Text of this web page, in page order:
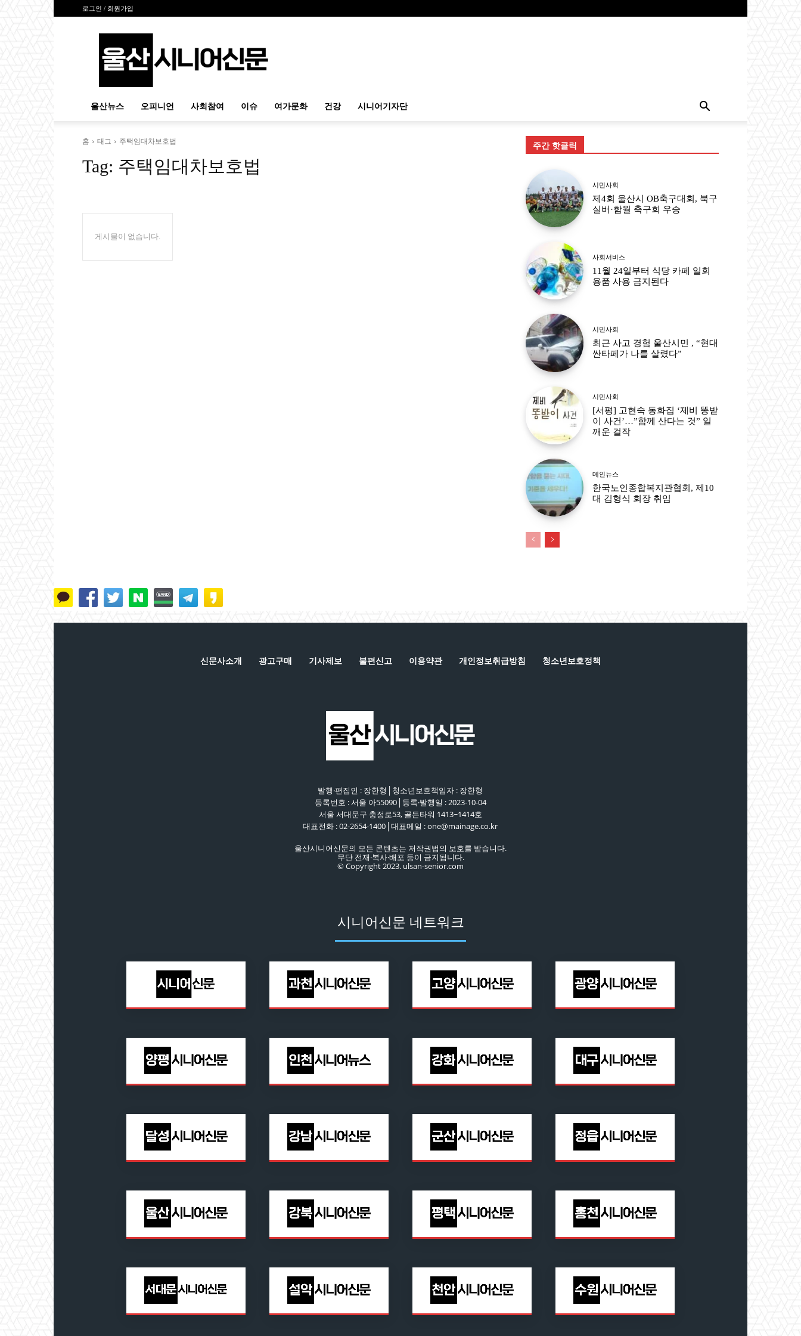
로그인 / 회원가입
시
울산뉴스 오피니언 사회참여 이슈 여가문화 건강 시니어기자단
홈 태그 주택임대차보호법
Tag: 주택임대차보호법
게시물이 없습니다.
주간 핫클릭
시민사회
제4회 울산시 OB축구대회, 북구
실버·함월 축구회 우승
사회서비스
11월 24일부터 식당 카페 일회
용품 사용 금지된다
시민사회
최근 사고 경험 울산시민 , “현대
싼타페가 나를 살렸다”
시민사회
[서평] 고현숙 동화집 ‘제비 똥받
이 사건’…”함께 산다는 것” 일
깨운 걸작
메인뉴스
한국노인종합복지관협회, 제10
대 김형식 회장 취임
신문사소개 광고구매 기사제보 불편신고 이용약관 개인정보취급방침 청소년보호정책
발행·편집인 : 장한형│청소년보호책임자 : 장한형
등록번호 : 서울 아55090│등록·발행일 : 2023-10-04
서울 서대문구 충정로53, 골든타워 1413~1414호
대표전화 : 02-2654-1400│대표메일 : one@mainage.co.kr
울산시니어신문의 모든 콘텐츠는 저작권법의 보호를 받습니다.
무단 전재·복사·배포 등이 금지됩니다.
© Copyright 2023. ulsan-senior.com
시니어신문 네트워크